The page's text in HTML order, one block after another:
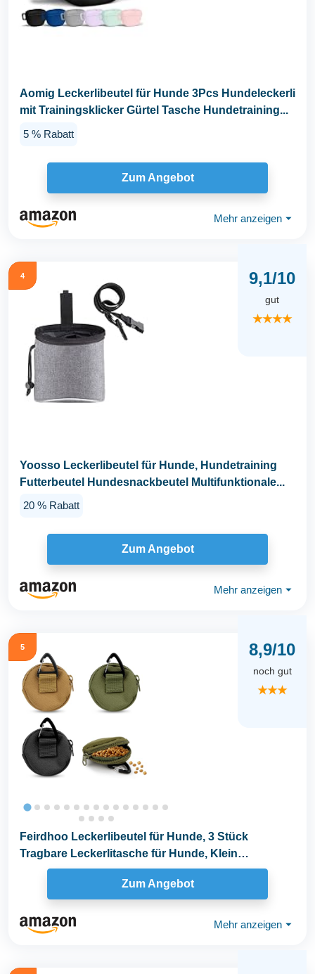
Aomig Leckerlibeutel für Hunde 3Pcs Hundeleckerli
mit Trainingsklicker Gürtel Tasche Hundetraining...
5 % Rabatt
Zum Angebot
Mehr anzeigen ⏷
4 9,1/10
gut
★★★★
Yoosso Leckerlibeutel für Hunde, Hundetraining
Futterbeutel Hundesnackbeutel Multifunktionale...
20 % Rabatt
Zum Angebot
Mehr anzeigen ⏷
5 8,9/10
noch gut
★★★
Feirdhoo Leckerlibeutel für Hunde, 3 Stück
Tragbare Leckerlitasche für Hunde, Klein
Freihändige...
Zum Angebot
Mehr anzeigen ⏷